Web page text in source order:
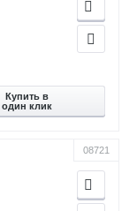
Купить в
один клик
08721